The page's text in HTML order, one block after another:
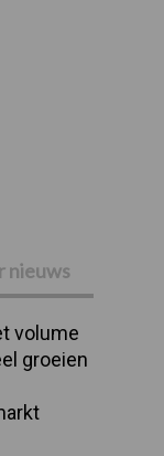
nieuws
volume
groeien